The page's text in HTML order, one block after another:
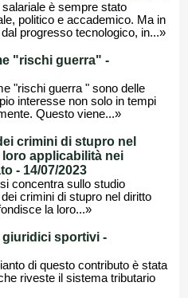
salariale è sempre stato
politico e accademico. Ma in
progresso tecnologico, in...»
"rischi guerra" -
"rischi guerra " sono delle
interesse non solo in tempi
Questo viene...»
crimini di stupro nel
applicabilità nei
- 14/07/2023
concentra sullo studio
crimini di stupro nel diritto
la loro...»
giuridici sportivi -
di questo contributo è stata
riveste il sistema tributario